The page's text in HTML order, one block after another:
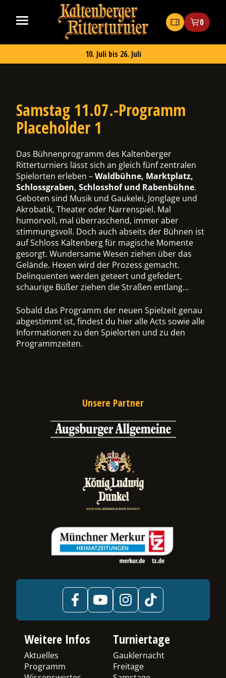
Inhalt
springen
Kaltenberger
Ritterturnier
2026
Tickets 0
10. Juli bis 26. Juli
Samstag 11.07.-Programm
Placeholder 1
Das Bühnenprogramm des Kaltenberger
Ritterturniers lässt sich an gleich fünf zentralen
Spielorten erleben –Waldbühne, Marktplatz,
Schlossgraben, Schlosshof und Rabenbühne.
Geboten sind Musik und Gaukelei, Jonglage und
Akrobatik, Theater oder Narrenspiel. Mal
humorvoll, mal überraschend, immer aber
stimmungsvoll. Doch auch abseits der Bühnen ist
auf Schloss Kaltenberg für magische Momente
gesorgt. Wundersame Wesen ziehen über das
Gelände. Hexen wird der Prozess gemacht.
Delinquenten werden geteert und gefedert,
schaurige Büßer ziehen die Straßen entlang…
Sobald das Programm der neuen Spielzeit genau
abgestimmt ist, findest du hier alle Acts sowie alle
Informationen zu den Spielorten und zu den
Programmzeiten.
Unsere Partner
Weitere Infos
Aktuelles
Programm
Turniertage
Gauklernacht
Freitage